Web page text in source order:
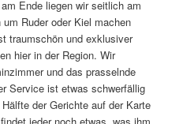
Ende liegen wir seitlich am
Ruder oder Kiel machen
traumschön und exklusiver
hier in der Region. Wir
und das prasselnde
Service ist etwas schwerfällig
der Gerichte auf der Karte